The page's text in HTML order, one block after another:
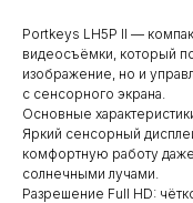
Portkeys LH5P II —
видеосъёмки, который
изображение, но и
с сенсорного экрана.
Основные
Яркий сенсорный
комфортную работу
солнечными лучами.
Разрешение Full HD: